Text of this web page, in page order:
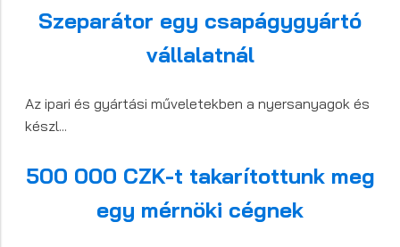
Szeparátor egy csapágygyártó
vállalatnál
Az ipari és gyártási műveletekben a nyersanyagok és
készl...
500 000 CZK-t takarítottunk meg
egy mérnöki cégnek